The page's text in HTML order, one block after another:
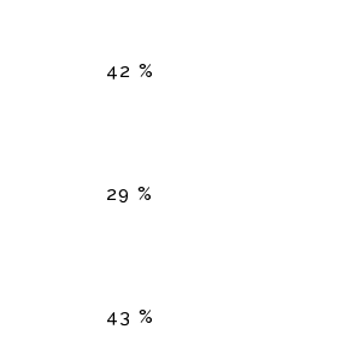
42 %
29 %
43 %